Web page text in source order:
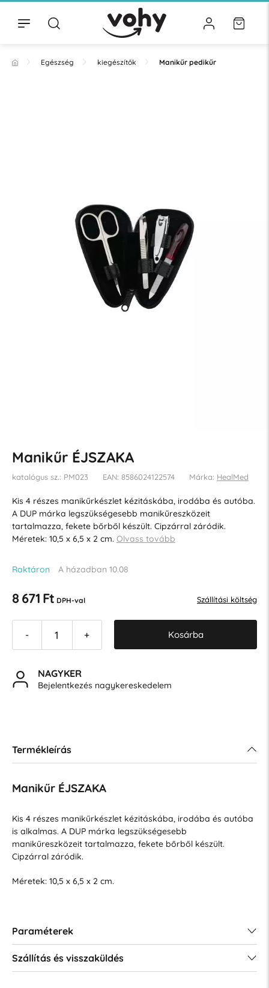
Egészség kiegészítők Manikűr pedikűr
Manikűr ÉJSZAKA
katalógus sz.: PM023 EAN: 8586024122574 Márka: HealMed
Kis 4 részes manikűrkészlet kézitáskába, irodába és autóba.
A DUP márka legszükségesebb manikűreszközeit
tartalmazza, fekete bőrből készült. Cipzárral záródik.
Méretek: 10,5 x 6,5 x 2 cm. Olvass tovább
Raktáron A házadban 10.08
8 671 Ft DPH-val Szállítási költség
- + Kosárba
NAGYKER
Bejelentkezés nagykereskedelem
Termékleírás
Manikűr ÉJSZAKA
Kis 4 részes manikűrkészlet kézitáskába, irodába és autóba
is alkalmas. A DUP márka legszükségesebb
manikűreszközeit tartalmazza, fekete bőrből készült.
Cipzárral záródik.
Méretek: 10,5 x 6,5 x 2 cm.
Paraméterek
Szállítás és visszaküldés